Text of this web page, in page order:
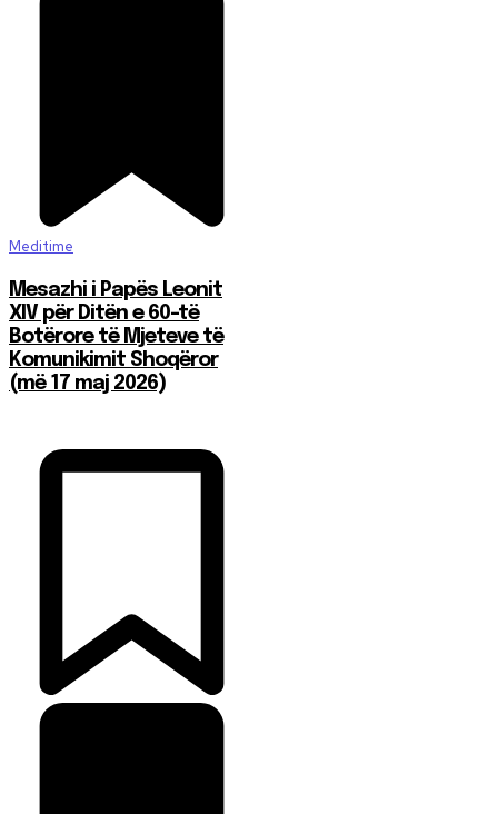
Meditime
Mesazhi i Papës Leonit
XIV për Ditën e 60-të
Botërore të Mjeteve të
Komunikimit Shoqëror
(më 17 maj 2026)